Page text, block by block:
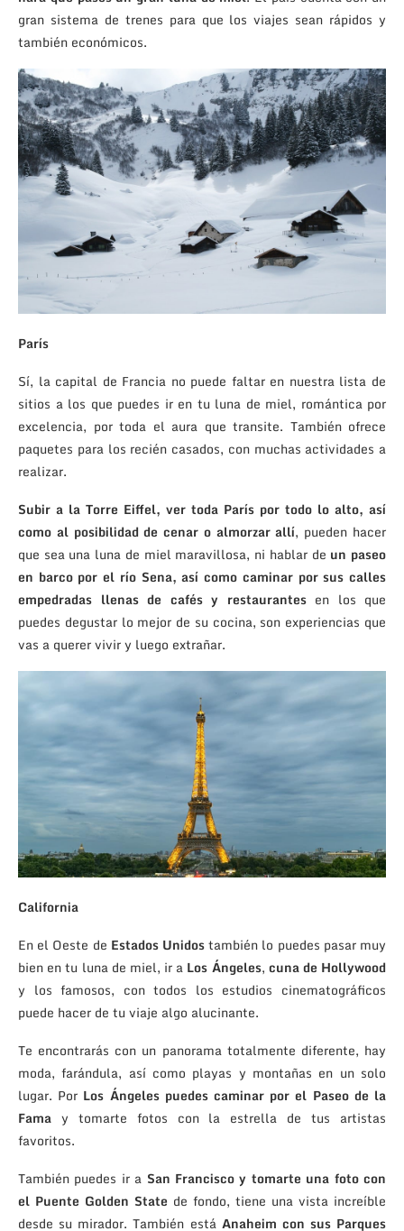
gran sistema de trenes para que los viajes sean rápidos y
también económicos.
París
Sí, la capital de Francia no puede faltar en nuestra lista de
sitios a los que puedes ir en tu luna de miel, romántica por
excelencia, por toda el aura que transite. También ofrece
paquetes para los recién casados, con muchas actividades a
realizar.
Subir a la Torre Eiffel, ver toda París por todo lo alto, así
como al posibilidad de cenar o almorzar allí, pueden hacer
que sea una luna de miel maravillosa, ni hablar de un paseo
en barco por el río Sena, así como caminar por sus calles
empedradas llenas de cafés y restaurantesen los que
puedes degustar lo mejor de su cocina, son experiencias que
vas a querer vivir y luego extrañar.
California
En el Oeste de Estados Unidostambién lo puedes pasar muy
bien en tu luna de miel, ir a Los Ángeles, cuna de Hollywood
y los famosos, con todos los estudios cinematográficos
puede hacer de tu viaje algo alucinante.
Te encontrarás con un panorama totalmente diferente, hay
moda, farándula, así como playas y montañas en un solo
lugar. Por Los Ángeles puedes caminar por el Paseo de la
Fama y tomarte fotos con la estrella de tus artistas
favoritos.
También puedes ir a San Francisco y tomarte una foto con
el Puente Golden State de fondo, tiene una vista increíble
desde su mirador. También está Anaheim con sus Parques